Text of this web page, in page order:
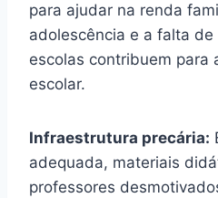
para ajudar na renda
adolescência e a falta
escolas contribuem para
escolar.
Infraestrutura precária:
adequada, materiais
professores